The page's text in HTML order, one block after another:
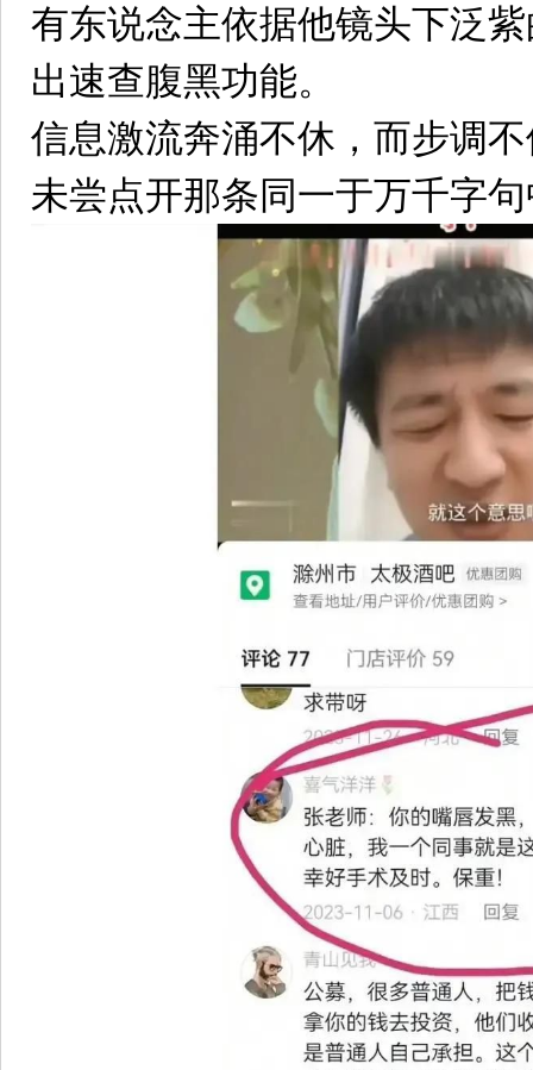
有东说念主依据他镜头下泛
出速查腹黑功能。
信息激流奔涌不休，而步调
未尝点开那条同一于万千字